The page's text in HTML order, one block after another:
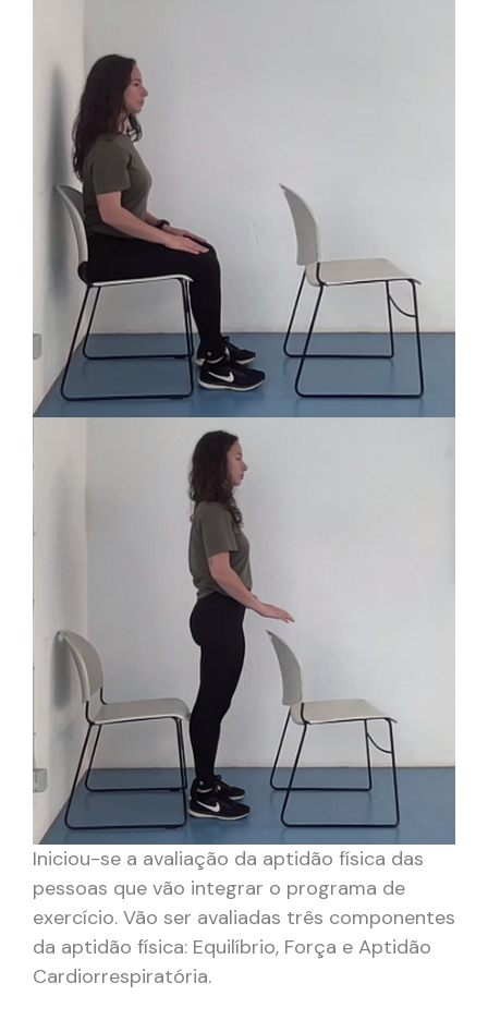
Iniciou-se a avaliação da aptidão física das
pessoas que vão integrar o programa de
exercício. Vão ser avaliadas três componentes
da aptidão física: Equilíbrio, Força e Aptidão
Cardiorrespiratória.